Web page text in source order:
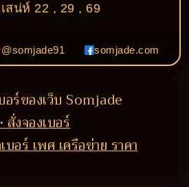
สน่ห์ 22 , 29 , 69
@somjade91 somjade.com
อร์ของเว็บ Somjade
• สั่งจองเบอร์
บอร์ เพศ เครือข่าย ราคา